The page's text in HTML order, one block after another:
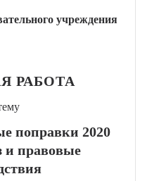
учреждения
РАБОТА
поправки 2020
и правовые